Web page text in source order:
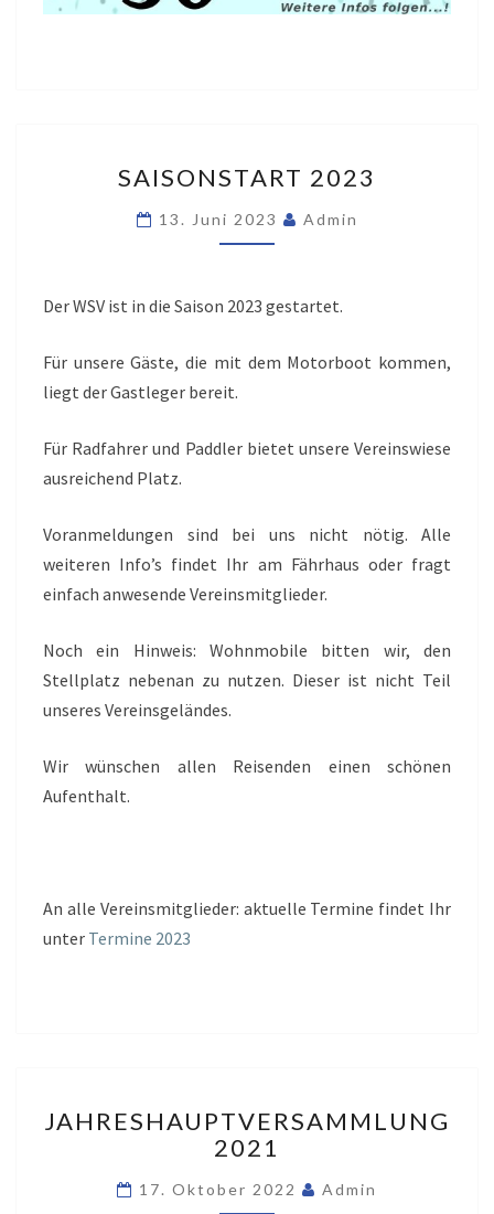
2023
SAISONSTART 2023
13. Juni 2023 Admin
Der WSV ist in die Saison 2023 gestartet.
Für unsere Gäste, die mit dem Motorboot kommen,
liegt der Gastleger bereit.
Für Radfahrer und Paddler bietet unsere Vereinswiese
ausreichend Platz.
Voranmeldungen sind bei uns nicht nötig. Alle
weiteren Info’s findet Ihr am Fährhaus oder fragt
einfach anwesende Vereinsmitglieder.
Noch ein Hinweis: Wohnmobile bitten wir, den
Stellplatz nebenan zu nutzen. Dieser ist nicht Teil
unseres Vereinsgeländes.
Wir wünschen allen Reisenden einen schönen
Aufenthalt.
An alle Vereinsmitglieder: aktuelle Termine findet Ihr
unter Termine 2023
2021
JAHRESHAUPTVERSAMMLUNG
2021
17. Oktober 2022 Admin